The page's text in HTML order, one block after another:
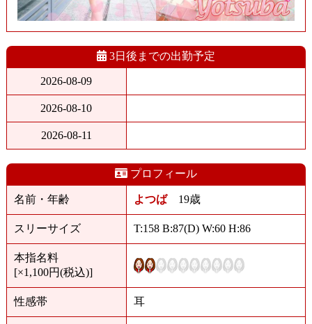
3日後までの出勤予定
2026-08-09
2026-08-10
2026-08-11
プロフィール
名前・年齢 よつば19歳
スリーサイズ T:158 B:87(D) W:60 H:86
本指名料
[×1,100円(税込)]
性感帯 耳